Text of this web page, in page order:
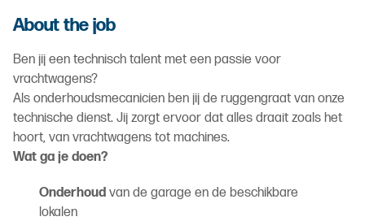
About the job
Ben jij een technisch talent met een passie voor
vrachtwagens?
Als onderhoudsmecanicien ben jij de ruggengraat van onze
technische dienst. Jij zorgt ervoor dat alles draait zoals het
hoort, van vrachtwagens tot machines.
Wat ga je doen?
Onderhoud van de garage en de beschikbare
lokalen